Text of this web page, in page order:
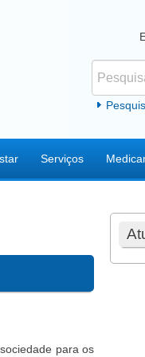
Serviços
para os